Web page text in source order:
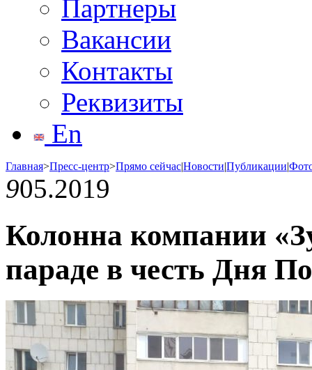
Партнеры
Вакансии
Контакты
Реквизиты
En
Главная>Пресс-центр>Прямо сейчас|Новости|Публикации|
905.2019
Колонна компании
параде в честь Дня